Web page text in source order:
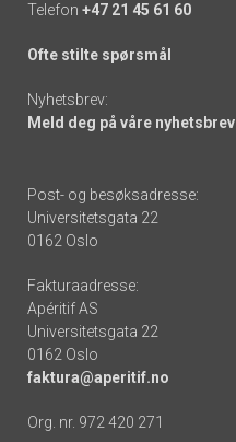
Telefon +47 21 45 61 60
Ofte stilte spørsmål
Nyhetsbrev:
Meld deg på våre nyhetsbrev
Post- og besøksadresse:
Universitetsgata 22
0162 Oslo
Fakturaadresse:
Apéritif AS
Universitetsgata 22
0162 Oslo
faktura@aperitif.no
Org. nr. 972 420 271